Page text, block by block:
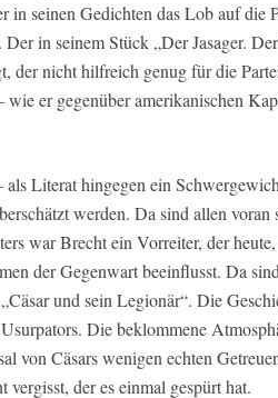
seinen Gedichten das Lob auf die
in seinem Stück „Der Jasager.
der nicht hilfreich genug für die
er gegenüber amerikanischen
Literat hingegen ein
werden. Da sind allen voran
war Brecht ein Vorreiter, der heute,
der Gegenwart beeinflusst. Da
und sein Legionär“. Die
Die beklommene
von Cäsars wenigen echten
der es einmal gespürt hat.